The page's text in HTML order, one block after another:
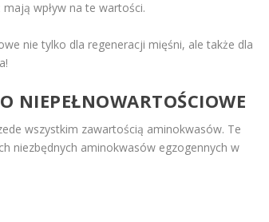
wpływ na te wartości.
nie tylko dla regeneracji mięśni, ale także dla
NIEPEŁNOWARTOŚCIOWE
wszystkim zawartością aminokwasów. Te
niezbędnych aminokwasów egzogennych w